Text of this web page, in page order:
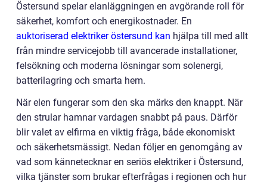
Östersund spelar elanläggningen en avgörande roll för
säkerhet, komfort och energikostnader. En
auktoriserad elektriker östersund kan hjälpa till med allt
från mindre servicejobb till avancerade installationer,
felsökning och moderna lösningar som solenergi,
batterilagring och smarta hem.
När elen fungerar som den ska märks den knappt. När
den strular hamnar vardagen snabbt på paus. Därför
blir valet av elfirma en viktig fråga, både ekonomiskt
och säkerhetsmässigt. Nedan följer en genomgång av
vad som kännetecknar en seriös elektriker i Östersund,
vilka tjänster som brukar efterfrågas i regionen och hur